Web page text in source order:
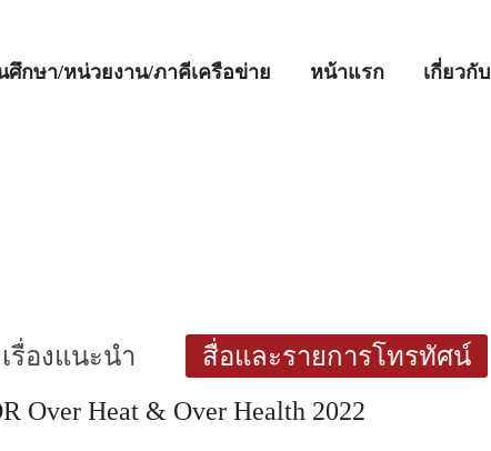
ศึกษา/หน่วยงาน/ภาคีเครือข่าย หน้าแรก เกี่ยวกับ
เรื่องแนะนำ สื่อและรายการโทรทัศน์
Heat & Over Health 2022